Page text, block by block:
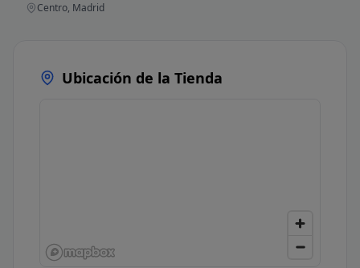
Centro, Madrid
Ubicación de la Tienda